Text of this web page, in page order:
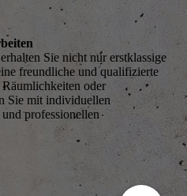
Sie nicht nur erstklassige
freundliche und qualifizierte
oder
Sie mit individuellen
professionellen